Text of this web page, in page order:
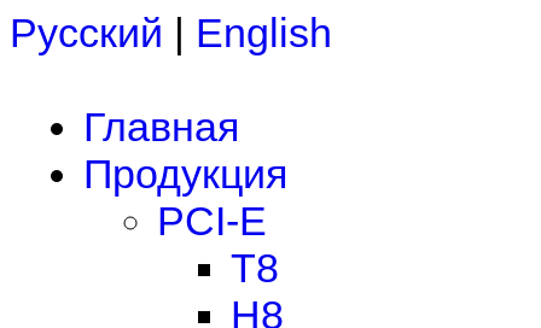
Русский | English
Главная
Продукция
PCI-E
T8
H8